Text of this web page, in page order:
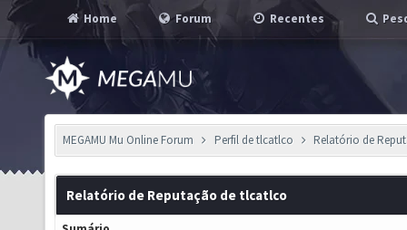
Home Forum Recentes
MEGAMU Mu Online Forum Perfil de tlcatlco Relatório de
Relatório de Reputação de tlcatlco